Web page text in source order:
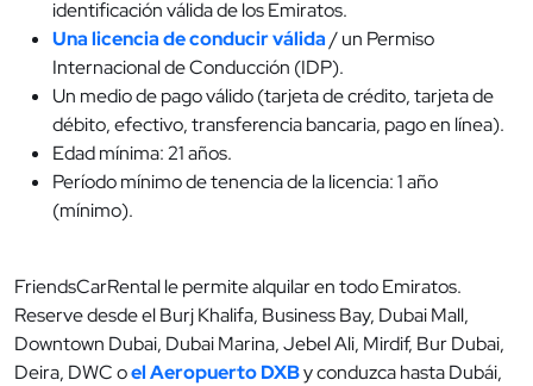
identificación válida de los Emiratos.
Una licencia de conducir válida/ un Permiso
Internacional de Conducción (IDP).
Un medio de pago válido (tarjeta de crédito, tarjeta de
débito, efectivo, transferencia bancaria, pago en línea).
Edad mínima: 21 años.
Período mínimo de tenencia de la licencia: 1 año
(mínimo).
FriendsCarRental le permite alquilar en todo Emiratos.
Reserve desde el Burj Khalifa, Business Bay, Dubai Mall,
Downtown Dubai, Dubai Marina, Jebel Ali, Mirdif, Bur Dubai,
Deira, DWC oel Aeropuerto DXBy conduzca hasta Dubái,